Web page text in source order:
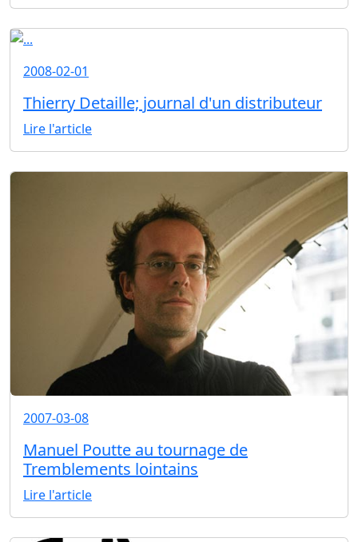
2008-02-01
Thierry Detaille; journal d'un distributeur
Lire l'article
2007-03-08
Manuel Poutte au tournage de
Tremblements lointains
Lire l'article